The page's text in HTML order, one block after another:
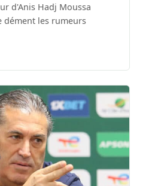
d'Anis Hadj Moussa
dément les rumeurs